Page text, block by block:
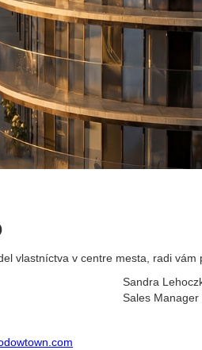
vlastníctva v centre mesta, radi vám
Sandra
Sales Manager